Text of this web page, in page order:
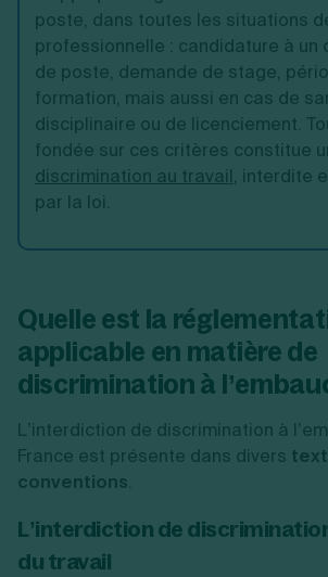
poste, dans toutes les situations
professionnelle : candidature à un
de poste, demande de stage,
formation, mais aussi en cas de
disciplinaire ou de licenciement.
fondée sur ces critères constitue
discrimination au travail, interdite
par la loi.
Quelle est la
applicable en matière de
discrimination à
L’interdiction de discrimination à
France est présente dans divers
conventions.
L’interdiction de
du travail